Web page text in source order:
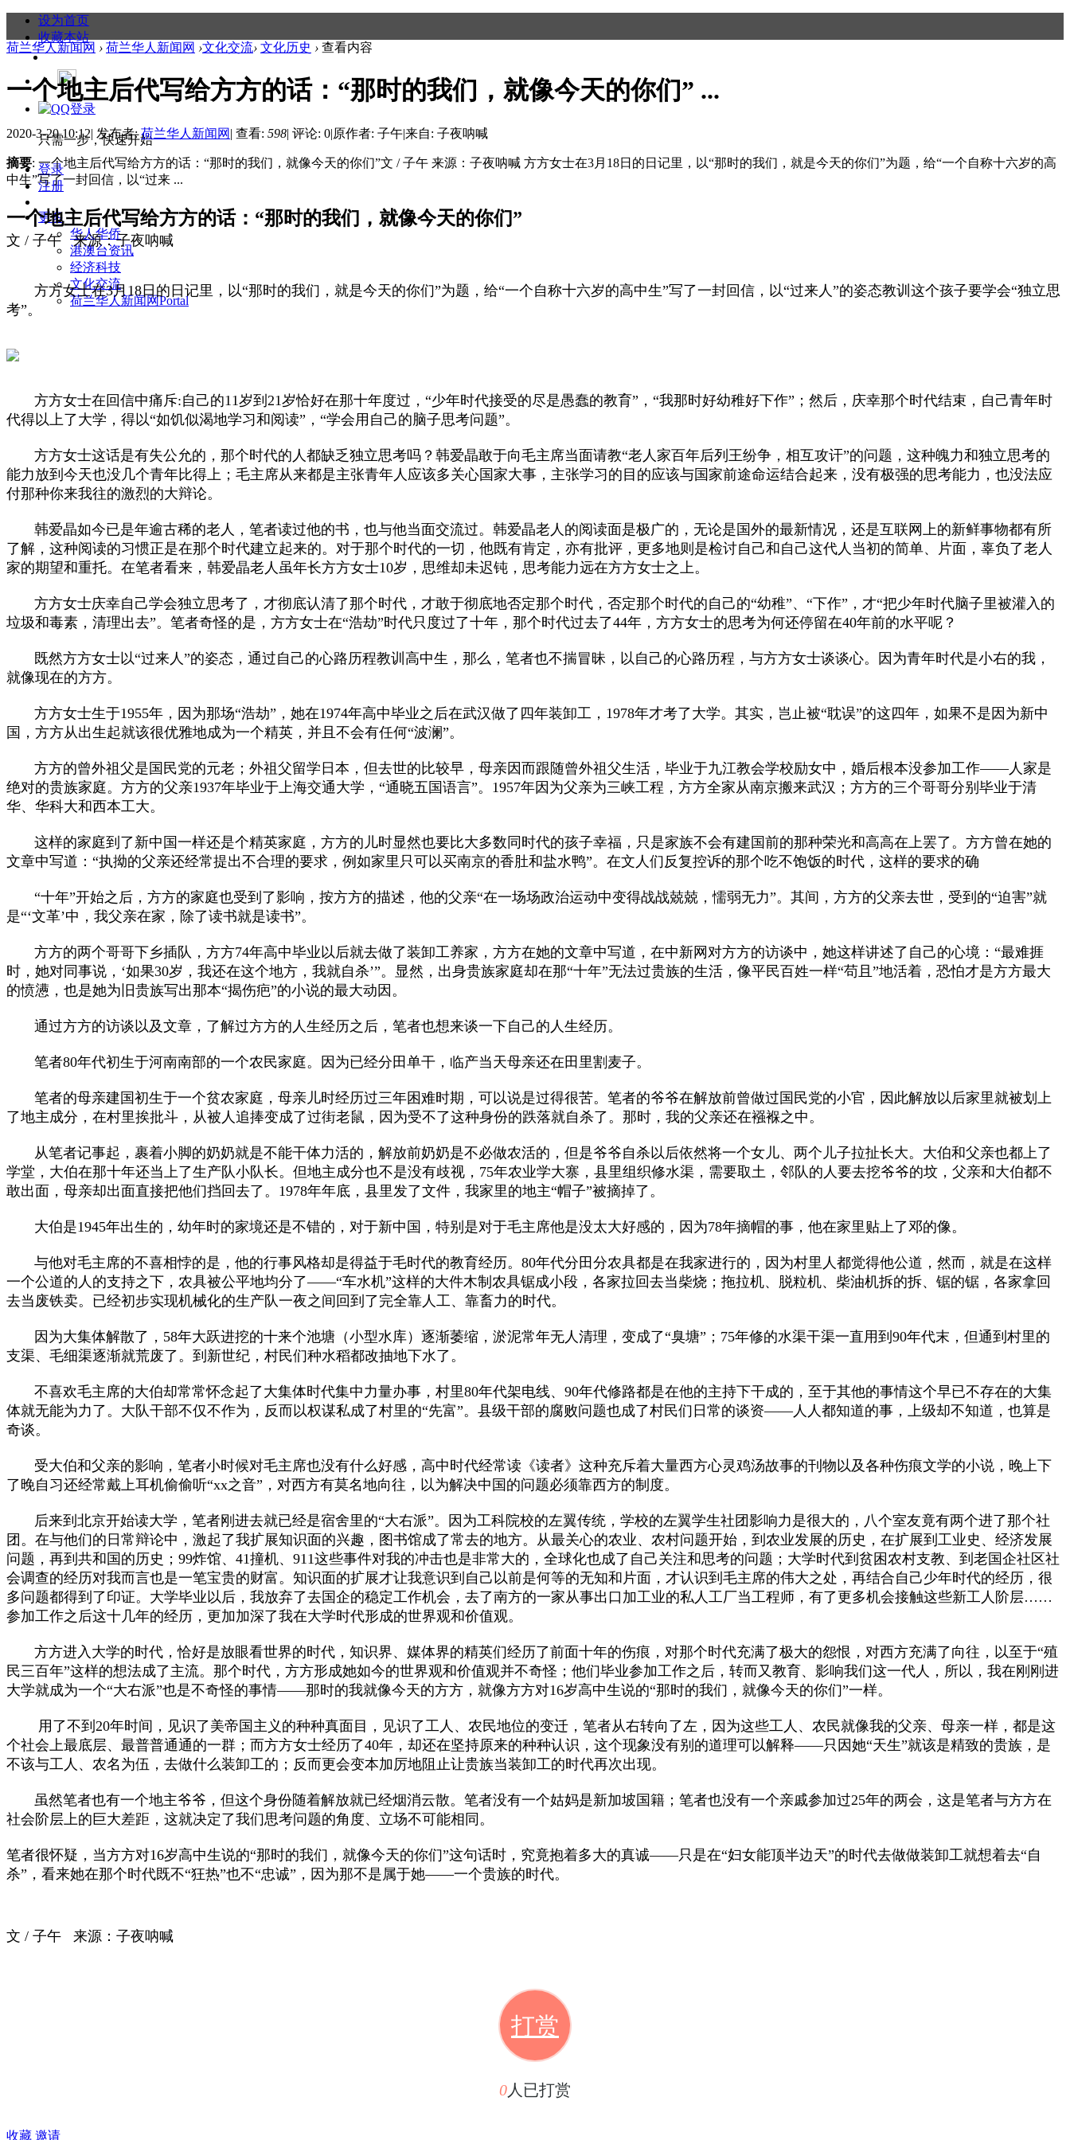
设为首页
收藏本站
只需一步，快速开始
登录
注册
更多
华人华侨
港澳台资讯
经济科技
文化交流
荷兰华人新闻网Portal
荷兰华人新闻网 › 荷兰华人新闻网 ›文化交流› 文化历史 › 查看内容
一个地主后代写给方方的话：“那时的我们，就像今天的你们” ...
2020-3-20 10:12| 发布者:荷兰华人新闻网 | 查看: 598| 评论: 0|原作者: 子午|来自: 子夜呐喊
摘要: 一个地主后代写给方方的话：“那时的我们，就像今天的你们”文 / 子午 来源：子夜呐喊 方方女士在3月18日的日记里，以“那时的我们，就是今天的你们”为题，给“一个自称十六岁的高
中生”写了一封回信，以“过来 ...
一个地主后代写给方方的话：“那时的我们，就像今天的你们”
文 / 子午 来源：子夜呐喊
方方女士在3月18日的日记里，以“那时的我们，就是今天的你们”为题，给“一个自称十六岁的高中生”写了一封回信，以“过来人”的姿态教训这个孩子要学会“独立思
考”。
方方女士在回信中痛斥:自己的11岁到21岁恰好在那十年度过，“少年时代接受的尽是愚蠢的教育”，“我那时好幼稚好下作”；然后，庆幸那个时代结束，自己青年时
代得以上了大学，得以“如饥似渴地学习和阅读”，“学会用自己的脑子思考问题”。
方方女士这话是有失公允的，那个时代的人都缺乏独立思考吗？韩爱晶敢于向毛主席当面请教“老人家百年后列王纷争，相互攻讦”的问题，这种魄力和独立思考的
能力放到今天也没几个青年比得上；毛主席从来都是主张青年人应该多关心国家大事，主张学习的目的应该与国家前途命运结合起来，没有极强的思考能力，也没法应
付那种你来我往的激烈的大辩论。
韩爱晶如今已是年逾古稀的老人，笔者读过他的书，也与他当面交流过。韩爱晶老人的阅读面是极广的，无论是国外的最新情况，还是互联网上的新鲜事物都有所
了解，这种阅读的习惯正是在那个时代建立起来的。对于那个时代的一切，他既有肯定，亦有批评，更多地则是检讨自己和自己这代人当初的简单、片面，辜负了老人
家的期望和重托。在笔者看来，韩爱晶老人虽年长方方女士10岁，思维却未迟钝，思考能力远在方方女士之上。
方方女士庆幸自己学会独立思考了，才彻底认清了那个时代，才敢于彻底地否定那个时代，否定那个时代的自己的“幼稚”、“下作”，才“把少年时代脑子里被灌入的
垃圾和毒素，清理出去”。笔者奇怪的是，方方女士在“浩劫”时代只度过了十年，那个时代过去了44年，方方女士的思考为何还停留在40年前的水平呢？
既然方方女士以“过来人”的姿态，通过自己的心路历程教训高中生，那么，笔者也不揣冒昧，以自己的心路历程，与方方女士谈谈心。因为青年时代是小右的我，
就像现在的方方。
方方女士生于1955年，因为那场“浩劫”，她在1974年高中毕业之后在武汉做了四年装卸工，1978年才考了大学。其实，岂止被“耽误”的这四年，如果不是因为新中
国，方方从出生起就该很优雅地成为一个精英，并且不会有任何“波澜”。
方方的曾外祖父是国民党的元老；外祖父留学日本，但去世的比较早，母亲因而跟随曾外祖父生活，毕业于九江教会学校励女中，婚后根本没参加工作——人家是
绝对的贵族家庭。方方的父亲1937年毕业于上海交通大学，“通晓五国语言”。1957年因为父亲为三峡工程，方方全家从南京搬来武汉；方方的三个哥哥分别毕业于清
华、华科大和西本工大。
这样的家庭到了新中国一样还是个精英家庭，方方的儿时显然也要比大多数同时代的孩子幸福，只是家族不会有建国前的那种荣光和高高在上罢了。方方曾在她的
文章中写道：“执拗的父亲还经常提出不合理的要求，例如家里只可以买南京的香肚和盐水鸭”。在文人们反复控诉的那个吃不饱饭的时代，这样的要求的确
“十年”开始之后，方方的家庭也受到了影响，按方方的描述，他的父亲“在一场场政治运动中变得战战兢兢，懦弱无力”。其间，方方的父亲去世，受到的“迫害”就
是“‘文革’中，我父亲在家，除了读书就是读书”。
方方的两个哥哥下乡插队，方方74年高中毕业以后就去做了装卸工养家，方方在她的文章中写道，在中新网对方方的访谈中，她这样讲述了自己的心境：“最难捱
时，她对同事说，‘如果30岁，我还在这个地方，我就自杀’”。显然，出身贵族家庭却在那“十年”无法过贵族的生活，像平民百姓一样“苟且”地活着，恐怕才是方方最大
的愤懑，也是她为旧贵族写出那本“揭伤疤”的小说的最大动因。
通过方方的访谈以及文章，了解过方方的人生经历之后，笔者也想来谈一下自己的人生经历。
笔者80年代初生于河南南部的一个农民家庭。因为已经分田单干，临产当天母亲还在田里割麦子。
笔者的母亲建国初生于一个贫农家庭，母亲儿时经历过三年困难时期，可以说是过得很苦。笔者的爷爷在解放前曾做过国民党的小官，因此解放以后家里就被划上
了地主成分，在村里挨批斗，从被人追捧变成了过街老鼠，因为受不了这种身份的跌落就自杀了。那时，我的父亲还在襁褓之中。
从笔者记事起，裹着小脚的奶奶就是不能干体力活的，解放前奶奶是不必做农活的，但是爷爷自杀以后依然将一个女儿、两个儿子拉扯长大。大伯和父亲也都上了
学堂，大伯在那十年还当上了生产队小队长。但地主成分也不是没有歧视，75年农业学大寨，县里组织修水渠，需要取土，邻队的人要去挖爷爷的坟，父亲和大伯都不
敢出面，母亲却出面直接把他们挡回去了。1978年年底，县里发了文件，我家里的地主“帽子”被摘掉了。
大伯是1945年出生的，幼年时的家境还是不错的，对于新中国，特别是对于毛主席他是没太大好感的，因为78年摘帽的事，他在家里贴上了邓的像。
与他对毛主席的不喜相悖的是，他的行事风格却是得益于毛时代的教育经历。80年代分田分农具都是在我家进行的，因为村里人都觉得他公道，然而，就是在这样
一个公道的人的支持之下，农具被公平地均分了——“车水机”这样的大件木制农具锯成小段，各家拉回去当柴烧；拖拉机、脱粒机、柴油机拆的拆、锯的锯，各家拿回
去当废铁卖。已经初步实现机械化的生产队一夜之间回到了完全靠人工、靠畜力的时代。
因为大集体解散了，58年大跃进挖的十来个池塘（小型水库）逐渐萎缩，淤泥常年无人清理，变成了“臭塘”；75年修的水渠干渠一直用到90年代末，但通到村里的
支渠、毛细渠逐渐就荒废了。到新世纪，村民们种水稻都改抽地下水了。
不喜欢毛主席的大伯却常常怀念起了大集体时代集中力量办事，村里80年代架电线、90年代修路都是在他的主持下干成的，至于其他的事情这个早已不存在的大集
体就无能为力了。大队干部不仅不作为，反而以权谋私成了村里的“先富”。县级干部的腐败问题也成了村民们日常的谈资——人人都知道的事，上级却不知道，也算是
奇谈。
受大伯和父亲的影响，笔者小时候对毛主席也没有什么好感，高中时代经常读《读者》这种充斥着大量西方心灵鸡汤故事的刊物以及各种伤痕文学的小说，晚上下
了晚自习还经常戴上耳机偷偷听“xx之音”，对西方有莫名地向往，以为解决中国的问题必须靠西方的制度。
后来到北京开始读大学，笔者刚进去就已经是宿舍里的“大右派”。因为工科院校的左翼传统，学校的左翼学生社团影响力是很大的，八个室友竟有两个进了那个社
团。在与他们的日常辩论中，激起了我扩展知识面的兴趣，图书馆成了常去的地方。从最关心的农业、农村问题开始，到农业发展的历史，在扩展到工业史、经济发展
问题，再到共和国的历史；99炸馆、41撞机、911这些事件对我的冲击也是非常大的，全球化也成了自己关注和思考的问题；大学时代到贫困农村支教、到老国企社区社
会调查的经历对我而言也是一笔宝贵的财富。知识面的扩展才让我意识到自己以前是何等的无知和片面，才认识到毛主席的伟大之处，再结合自己少年时代的经历，很
多问题都得到了印证。大学毕业以后，我放弃了去国企的稳定工作机会，去了南方的一家从事出口加工业的私人工厂当工程师，有了更多机会接触这些新工人阶层……
参加工作之后这十几年的经历，更加加深了我在大学时代形成的世界观和价值观。
方方进入大学的时代，恰好是放眼看世界的时代，知识界、媒体界的精英们经历了前面十年的伤痕，对那个时代充满了极大的怨恨，对西方充满了向往，以至于“殖
民三百年”这样的想法成了主流。那个时代，方方形成她如今的世界观和价值观并不奇怪；他们毕业参加工作之后，转而又教育、影响我们这一代人，所以，我在刚刚进
大学就成为一个“大右派”也是不奇怪的事情——那时的我就像今天的方方，就像方方对16岁高中生说的“那时的我们，就像今天的你们”一样。
用了不到20年时间，见识了美帝国主义的种种真面目，见识了工人、农民地位的变迁，笔者从右转向了左，因为这些工人、农民就像我的父亲、母亲一样，都是这
个社会上最底层、最普普通通的一群；而方方女士经历了40年，却还在坚持原来的种种认识，这个现象没有别的道理可以解释——只因她“天生”就该是精致的贵族，是
不该与工人、农名为伍，去做什么装卸工的；反而更会变本加厉地阻止让贵族当装卸工的时代再次出现。
虽然笔者也有一个地主爷爷，但这个身份随着解放就已经烟消云散。笔者没有一个姑妈是新加坡国籍；笔者也没有一个亲戚参加过25年的两会，这是笔者与方方在
社会阶层上的巨大差距，这就决定了我们思考问题的角度、立场不可能相同。
笔者很怀疑，当方方对16岁高中生说的“那时的我们，就像今天的你们”这句话时，究竟抱着多大的真诚——只是在“妇女能顶半边天”的时代去做做装卸工就想着去“自
杀”，看来她在那个时代既不“狂热”也不“忠诚”，因为那不是属于她——一个贵族的时代。
文 / 子午 来源：子夜呐喊
打赏
0人已打赏
收藏 邀请